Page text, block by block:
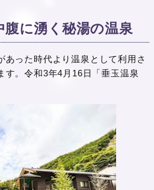
腹に湧く秘湯の温泉
った時代より温泉として利用さ
す。令和3年4月16日「垂玉温泉